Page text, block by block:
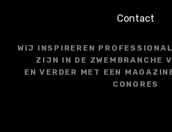
Contact
WIJ INSPIREREN
ZIJN IN DE ZWEMBRANCHE
EN VERDER MET EEN
CONGRES